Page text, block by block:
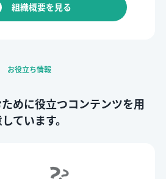
組織概要を見る
お役立ち情報
めに役立つコンテンツを用
ています。